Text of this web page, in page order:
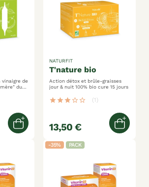
Ajouter au panier
t'nature bio
NATURFIT
Action détox et brûle-graisses
jour & nuit 100% bio cure 15 jours
star star star star_border star_border (1)
13,50 €
-35% PACK